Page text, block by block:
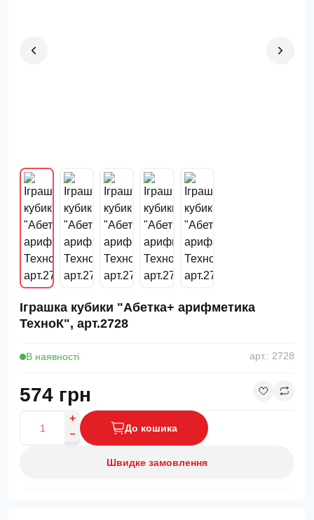
Іграшка кубики "Абетка+ арифметика
ТехноК", арт.2728
В наявності арт.: 2728
574 грн
До кошика
Швидке замовлення